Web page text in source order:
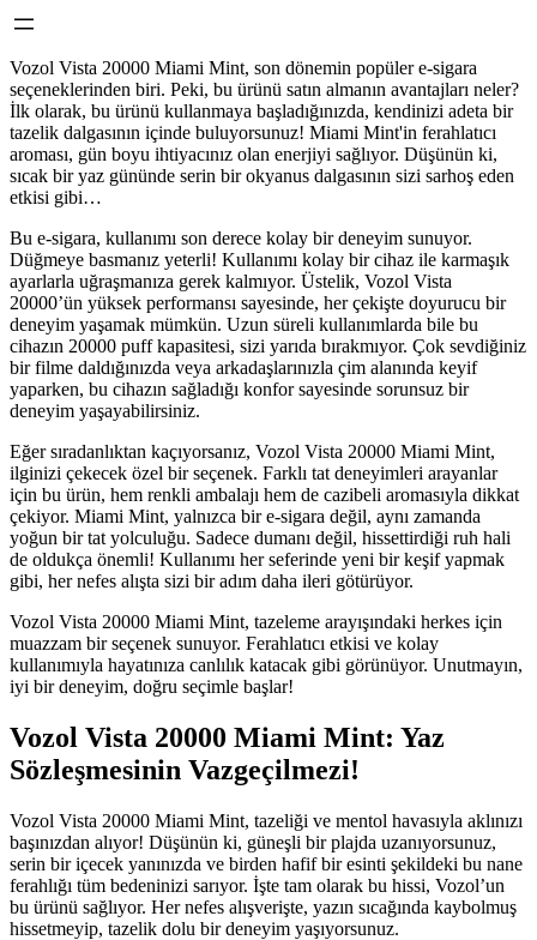
Vozol Vista 20000 Miami Mint, son dönemin popüler e-sigara
seçeneklerinden biri. Peki, bu ürünü satın almanın avantajları neler?
İlk olarak, bu ürünü kullanmaya başladığınızda, kendinizi adeta bir
tazelik dalgasının içinde buluyorsunuz! Miami Mint'in ferahlatıcı
aroması, gün boyu ihtiyacınız olan enerjiyi sağlıyor. Düşünün ki,
sıcak bir yaz gününde serin bir okyanus dalgasının sizi sarhoş eden
etkisi gibi…
Bu e-sigara, kullanımı son derece kolay bir deneyim sunuyor.
Düğmeye basmanız yeterli! Kullanımı kolay bir cihaz ile karmaşık
ayarlarla uğraşmanıza gerek kalmıyor. Üstelik, Vozol Vista
20000’ün yüksek performansı sayesinde, her çekişte doyurucu bir
deneyim yaşamak mümkün. Uzun süreli kullanımlarda bile bu
cihazın 20000 puff kapasitesi, sizi yarıda bırakmıyor. Çok sevdiğiniz
bir filme daldığınızda veya arkadaşlarınızla çim alanında keyif
yaparken, bu cihazın sağladığı konfor sayesinde sorunsuz bir
deneyim yaşayabilirsiniz.
Eğer sıradanlıktan kaçıyorsanız, Vozol Vista 20000 Miami Mint,
ilginizi çekecek özel bir seçenek. Farklı tat deneyimleri arayanlar
için bu ürün, hem renkli ambalajı hem de cazibeli aromasıyla dikkat
çekiyor. Miami Mint, yalnızca bir e-sigara değil, aynı zamanda
yoğun bir tat yolculuğu. Sadece dumanı değil, hissettirdiği ruh hali
de oldukça önemli! Kullanımı her seferinde yeni bir keşif yapmak
gibi, her nefes alışta sizi bir adım daha ileri götürüyor.
Vozol Vista 20000 Miami Mint, tazeleme arayışındaki herkes için
muazzam bir seçenek sunuyor. Ferahlatıcı etkisi ve kolay
kullanımıyla hayatınıza canlılık katacak gibi görünüyor. Unutmayın,
iyi bir deneyim, doğru seçimle başlar!
Vozol Vista 20000 Miami Mint: Yaz
Sözleşmesinin Vazgeçilmezi!
Vozol Vista 20000 Miami Mint, tazeliği ve mentol havasıyla aklınızı
başınızdan alıyor! Düşünün ki, güneşli bir plajda uzanıyorsunuz,
serin bir içecek yanınızda ve birden hafif bir esinti şekildeki bu nane
ferahlığı tüm bedeninizi sarıyor. İşte tam olarak bu hissi, Vozol’un
bu ürünü sağlıyor. Her nefes alışverişte, yazın sıcağında kaybolmuş
hissetmeyip, tazelik dolu bir deneyim yaşıyorsunuz.